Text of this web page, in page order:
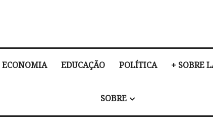
ECONOMIA EDUCAÇÃO POLÍTICA + SOBRE
SOBRE